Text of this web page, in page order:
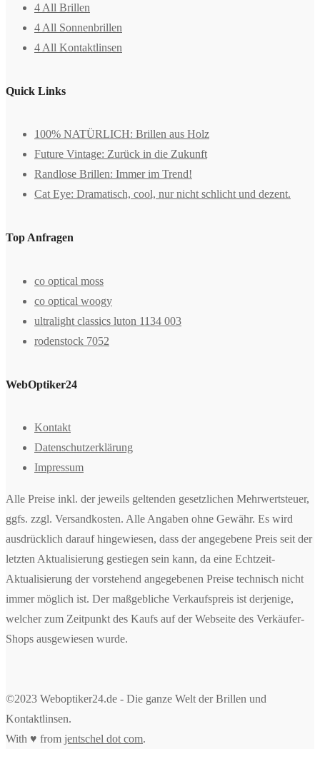
4 All Brillen
4 All Sonnenbrillen
4 All Kontaktlinsen
Quick Links
100% NATÜRLICH: Brillen aus Holz
Future Vintage: Zurück in die Zukunft
Randlose Brillen: Immer im Trend!
Cat Eye: Dramatisch, cool, nur nicht schlicht und dezent.
Top Anfragen
co optical moss
co optical woogy
ultralight classics luton 1134 003
rodenstock 7052
WebOptiker24
Kontakt
Datenschutzerklärung
Impressum
Alle Preise inkl. der jeweils geltenden gesetzlichen Mehrwertsteuer,
ggfs. zzgl. Versandkosten. Alle Angaben ohne Gewähr. Es wird
ausdrücklich darauf hingewiesen, dass der angegebene Preis seit der
letzten Aktualisierung gestiegen sein kann, da eine Echtzeit-
Aktualisierung der vorstehend angegebenen Preise technisch nicht
immer möglich ist. Der maßgebliche Verkaufspreis ist derjenige,
welcher zum Zeitpunkt des Kaufs auf der Webseite des Verkäufer-
Shops ausgewiesen wurde.
©2023 Weboptiker24.de - Die ganze Welt der Brillen und
Kontaktlinsen.
With ♥ from jentschel dot com.